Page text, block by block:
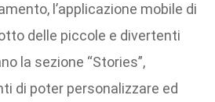
l’applicazione mobile di
delle piccole e divertenti
la sezione “Stories”,
di poter personalizzare ed